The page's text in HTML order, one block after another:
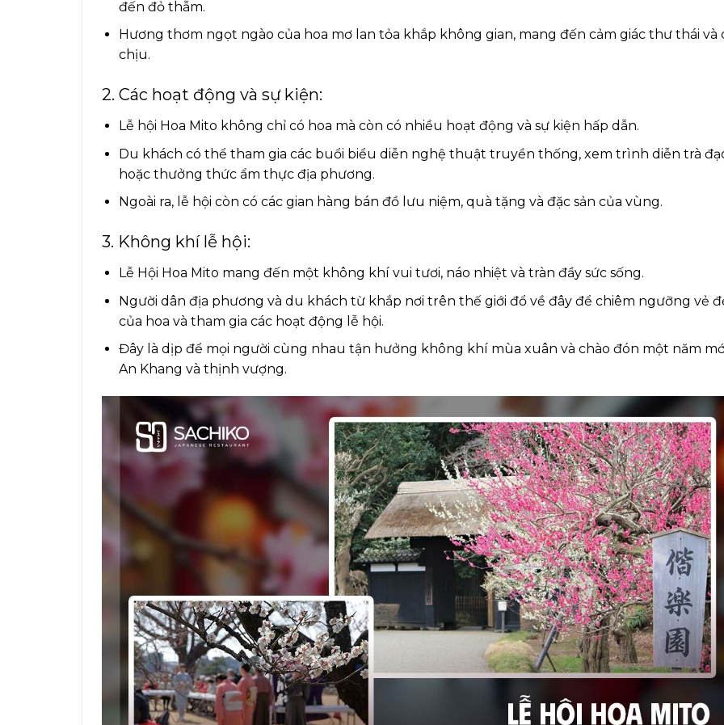
đến đỏ thẫm.
Hương thơm ngọt ngào của hoa mơ lan tỏa khắp không gian, mang đến cảm giác thư thái và
chịu.
2. Các hoạt động và sự kiện:
Lễ hội Hoa Mito không chỉ có hoa mà còn có nhiều hoạt động và sự kiện hấp dẫn.
Du khách có thể tham gia các buổi biểu diễn nghệ thuật truyền thống, xem trình diễn trà
hoặc thưởng thức ẩm thực địa phương.
Ngoài ra, lễ hội còn có các gian hàng bán đồ lưu niệm, quà tặng và đặc sản của vùng.
3. Không khí lễ hội:
Lễ Hội Hoa Mito mang đến một không khí vui tươi, náo nhiệt và tràn đầy sức sống.
Người dân địa phương và du khách từ khắp nơi trên thế giới đổ về đây để chiêm ngưỡng vẻ
của hoa và tham gia các hoạt động lễ hội.
Đây là dịp để mọi người cùng nhau tận hưởng không khí mùa xuân và chào đón một năm
An Khang và thịnh vượng.